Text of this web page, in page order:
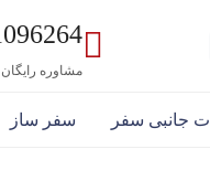
مشاوره رایگان
جانبی سفر سفر ساز